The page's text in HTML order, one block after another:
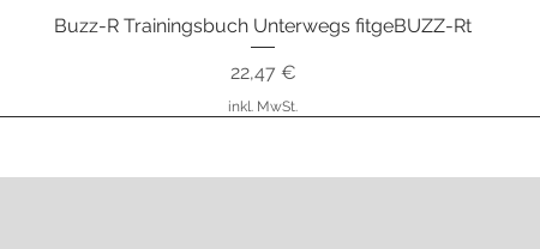
Schnellansicht
Buzz-R Trainingsbuch Unterwegs fitgeBUZZ-Rt
Preis
22,47 €
inkl. MwSt.